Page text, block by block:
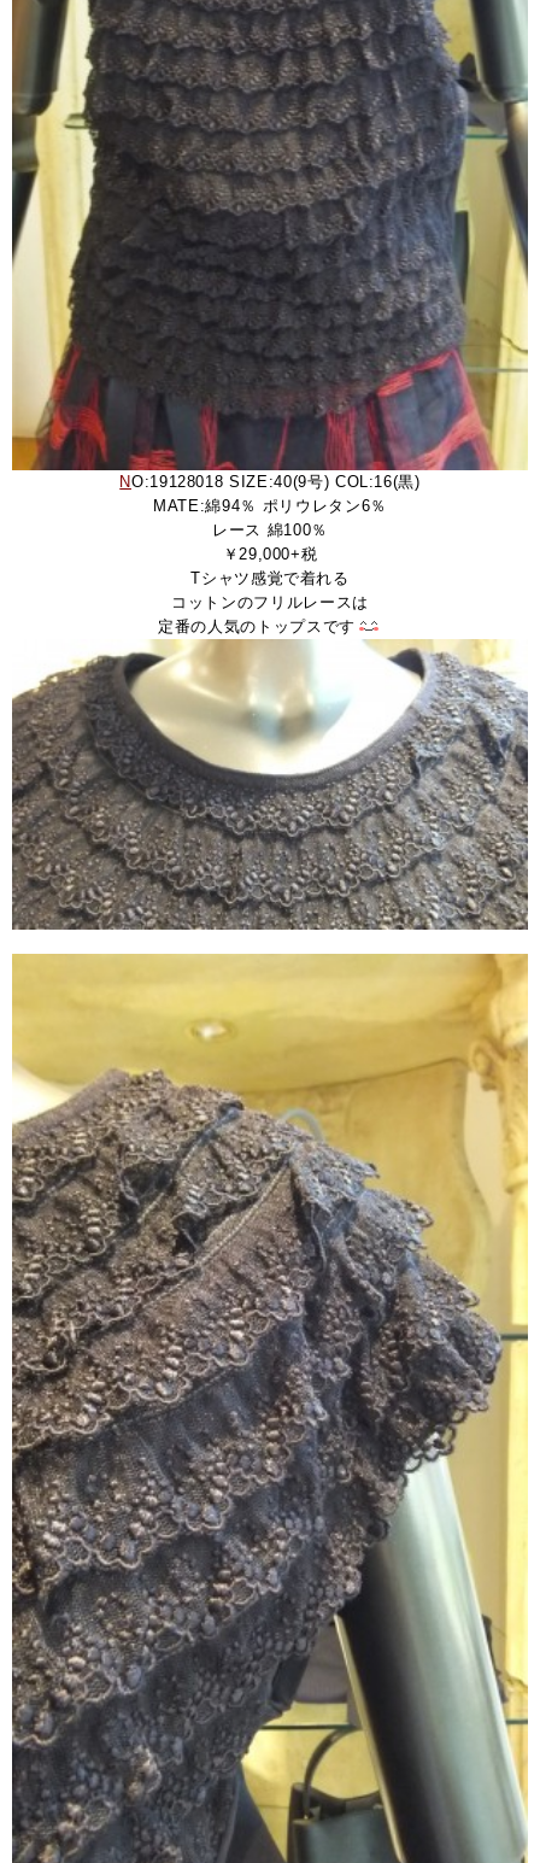
NO:19128018 SIZE:40(9号) COL:16(黒)
MATE:綿94％ ポリウレタン6％
レース 綿100％
￥29,000+税
Tシャツ感覚で着れる
コットンのフリルレースは
定番の人気のトップスです